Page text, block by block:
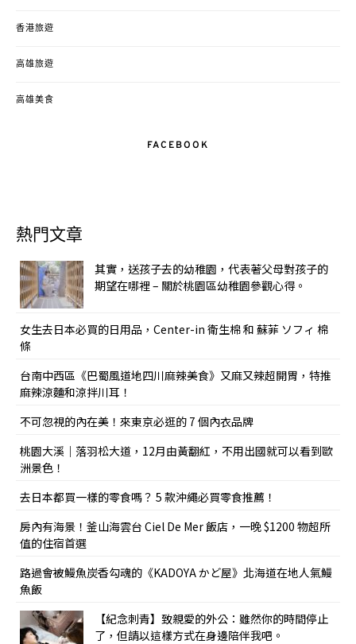
香港旅遊
高雄旅遊
高雄美食
FACEBOOK
熱門文章
其實，送孩子去的幼稚園，代表著父母對孩子的
期望在哪裡 – 關於桃園區幼稚園參觀心得。
女生去日本必買的日用品，Center-in 衛生棉 和 蘇菲 ソフィ 棉
條
台南中西區《巴蜀風道地四川麻辣美食》又麻又辣超開胃，特推
麻辣涼麵和涼拌川耳！
不可忽視的內在美！來東京必逛的 7 個內衣品牌
桃園大溪｜落羽松大道，12月由黃翻紅，不用出國就可以看到歐
洲景色！
去日本都買一樣的零食嗎？ 5 款沖繩必買零食推薦！
房內有海景！釜山海雲台 Ciel De Mer 飯店，一晚 $1200 物超所
值的住宿首選
路過會被鰻魚炭香勾魂的《KADOYA かど屋》北海道在地人氣鰻
魚飯
【紀念刺青】致親愛的外公：雖然你的時間停止
了，但請以這樣方式在身邊陪伴我吧。